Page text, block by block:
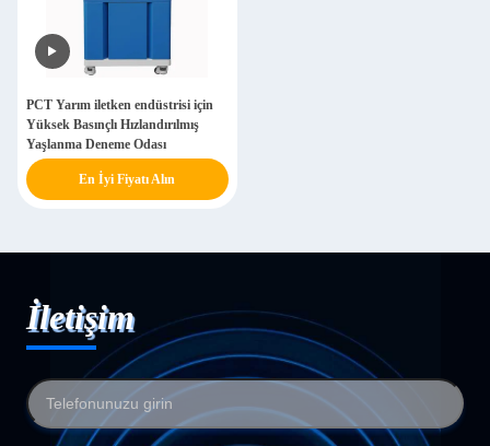
PCT Yarım iletken endüstrisi için
Yüksek Basınçlı Hızlandırılmış
Yaşlanma Deneme Odası
En İyi Fiyatı Alın
İletişim